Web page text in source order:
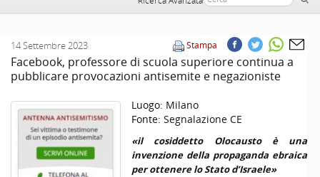
Stampa
14 Settembre 2023
Facebook, professore di scuola superiore continua a
pubblicare provocazioni antisemite e negazioniste
Luogo: Milano
Fonte: Segnalazione CE
«il cosiddetto Olocausto è una
invenzione della propaganda ebraica
per ottenere lo Stato d’Israele»